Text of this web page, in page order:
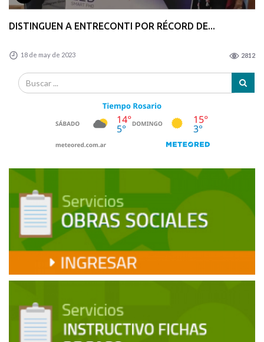
DISTINGUEN A ENTRECONTI POR RÉCORD DE...
18 de may de 2023 2812